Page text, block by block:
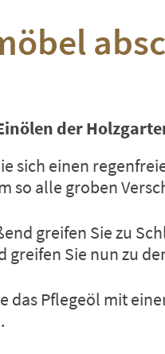
der
sich einen
so alle groben
greifen Sie zu
greifen Sie nun zu
das Pflegeöl mit